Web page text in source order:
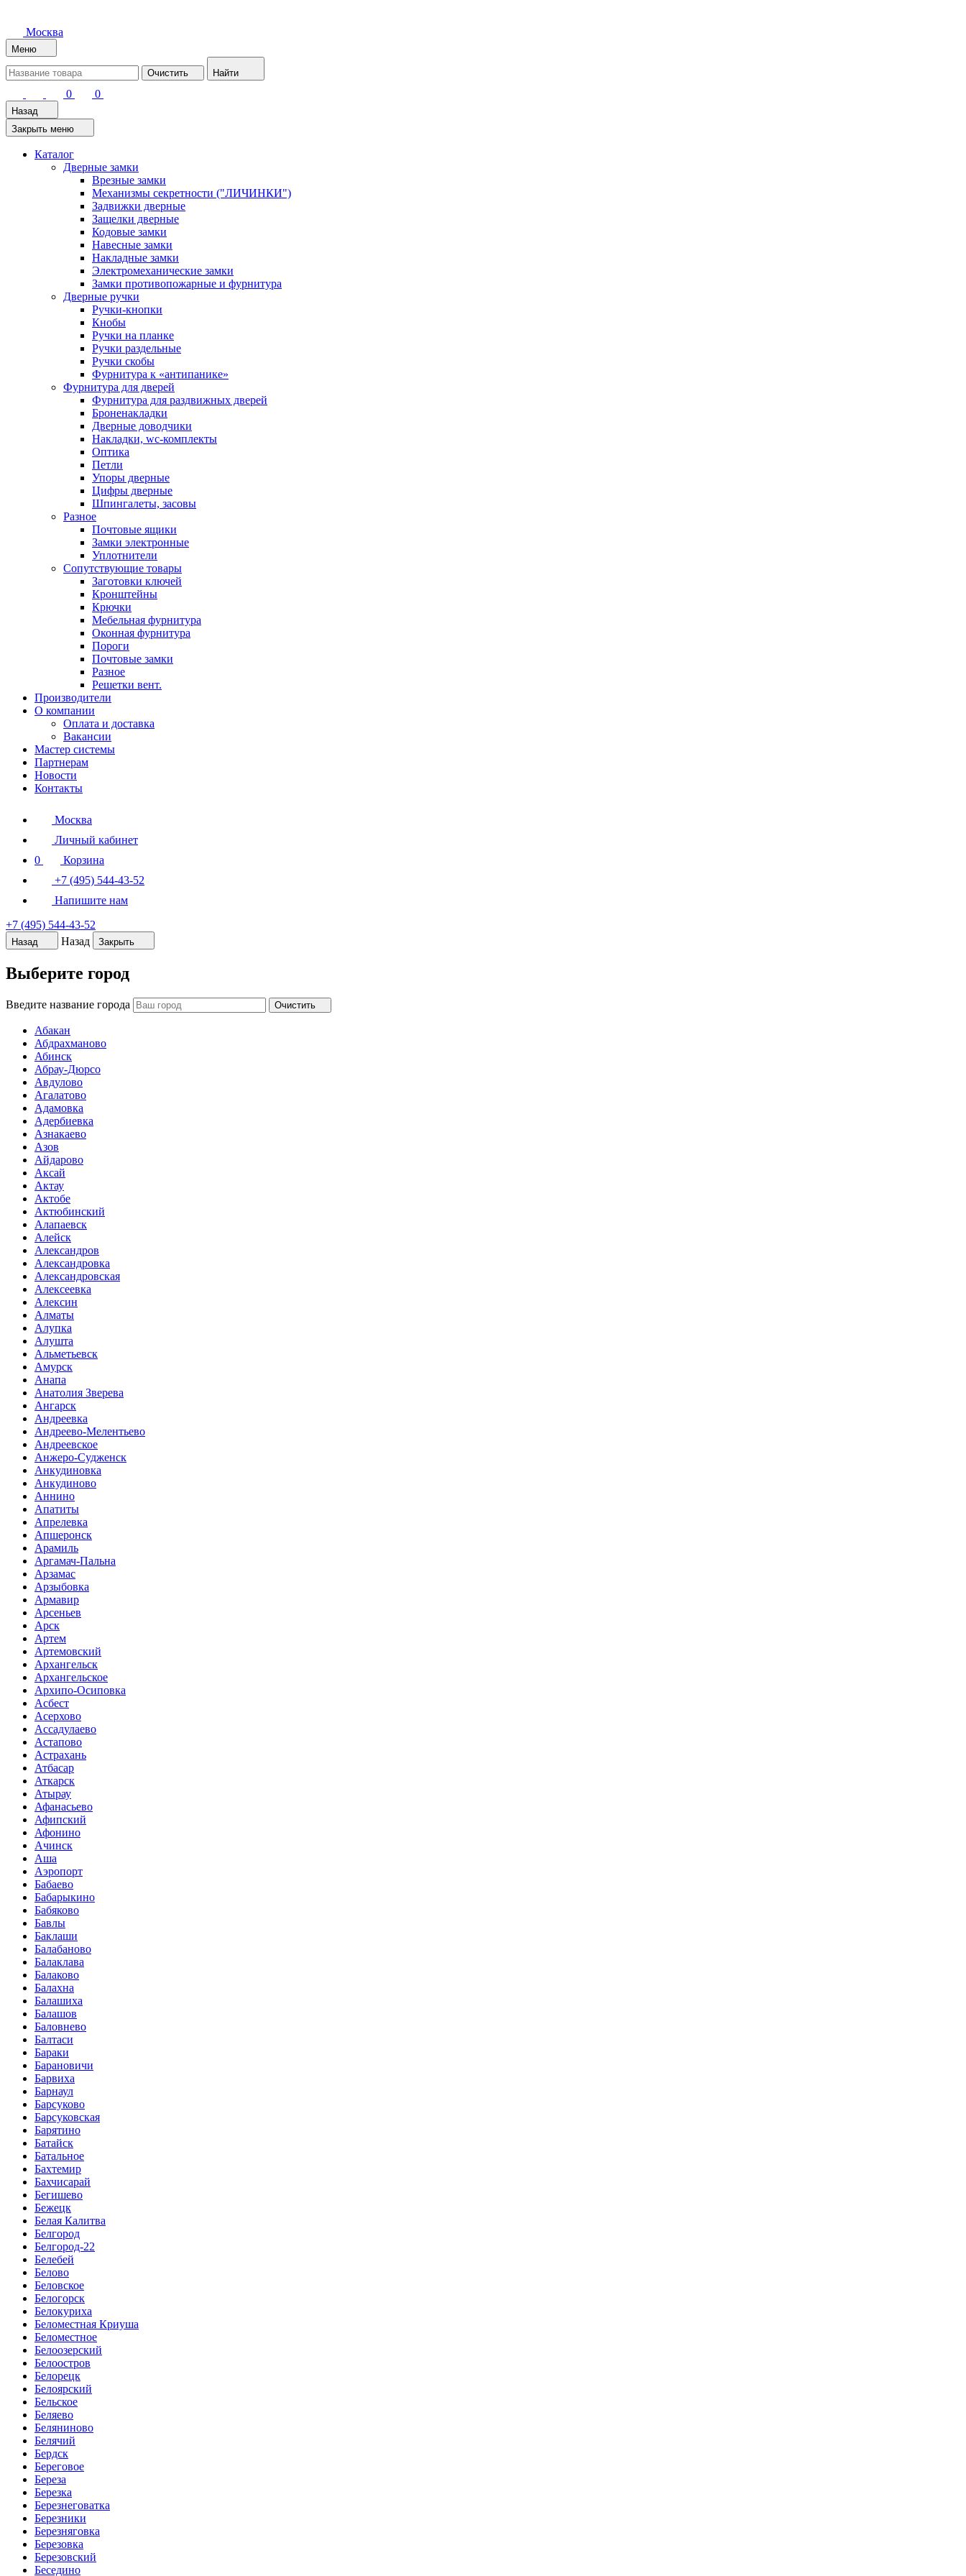
Москва
Меню
Очистить Найти
0 0
Назад
Закрыть меню
Каталог
Дверные замки
Врезные замки
Механизмы секретности ("ЛИЧИНКИ")
Задвижки дверные
Защелки дверные
Кодовые замки
Навесные замки
Накладные замки
Электромеханические замки
Замки противопожарные и фурнитура
Дверные ручки
Ручки-кнопки
Кнобы
Ручки на планке
Ручки раздельные
Ручки скобы
Фурнитура к «антипанике»
Фурнитура для дверей
Фурнитура для раздвижных дверей
Броненакладки
Дверные доводчики
Накладки, wc-комплекты
Оптика
Петли
Упоры дверные
Цифры дверные
Шпингалеты, засовы
Разное
Почтовые ящики
Замки электронные
Уплотнители
Сопутствующие товары
Заготовки ключей
Кронштейны
Крючки
Мебельная фурнитура
Оконная фурнитура
Пороги
Почтовые замки
Разное
Решетки вент.
Производители
О компании
Оплата и доставка
Вакансии
Мастер системы
Партнерам
Новости
Контакты
Москва
Личный кабинет
0
Корзина
+7 (495) 544-43-52
Напишите нам
+7 (495) 544-43-52
Назад Назад Закрыть
Выберите город
Введите название города Очистить
Абакан
Абдрахманово
Абинск
Абрау-Дюрсо
Авдулово
Агалатово
Адамовка
Адербиевка
Азнакаево
Азов
Айдарово
Аксай
Актау
Актобе
Актюбинский
Алапаевск
Алейск
Александров
Александровка
Александровская
Алексеевка
Алексин
Алматы
Алупка
Алушта
Альметьевск
Амурск
Анапа
Анатолия Зверева
Ангарск
Андреевка
Андреево-Мелентьево
Андреевское
Анжеро-Судженск
Анкудиновка
Анкудиново
Аннино
Апатиты
Апрелевка
Апшеронск
Арамиль
Аргамач-Пальна
Арзамас
Арзыбовка
Армавир
Арсеньев
Арск
Артем
Артемовский
Архангельск
Архангельское
Архипо-Осиповка
Асбест
Асерхово
Ассадулаево
Астапово
Астрахань
Атбасар
Аткарск
Атырау
Афанасьево
Афипский
Афонино
Ачинск
Аша
Аэропорт
Бабаево
Бабарыкино
Бабяково
Бавлы
Баклаши
Балабаново
Балаклава
Балаково
Балахна
Балашиха
Балашов
Баловнево
Балтаси
Бараки
Барановичи
Барвиха
Барнаул
Барсуково
Барсуковская
Барятино
Батайск
Батальное
Бахтемир
Бахчисарай
Бегишево
Бежецк
Белая Калитва
Белгород
Белгород-22
Белебей
Белово
Беловское
Белогорск
Белокуриха
Беломестная Криуша
Беломестное
Белоозерский
Белоостров
Белорецк
Белоярский
Бельское
Беляево
Беляниново
Белячий
Бердск
Береговое
Береза
Березка
Березнеговатка
Березники
Березняговка
Березовка
Березовский
Беседино